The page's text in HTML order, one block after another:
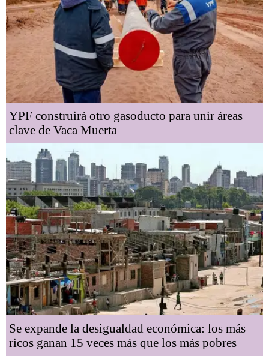
YPF construirá otro gasoducto para unir áreas
clave de Vaca Muerta
Se expande la desigualdad económica: los más
ricos ganan 15 veces más que los más pobres